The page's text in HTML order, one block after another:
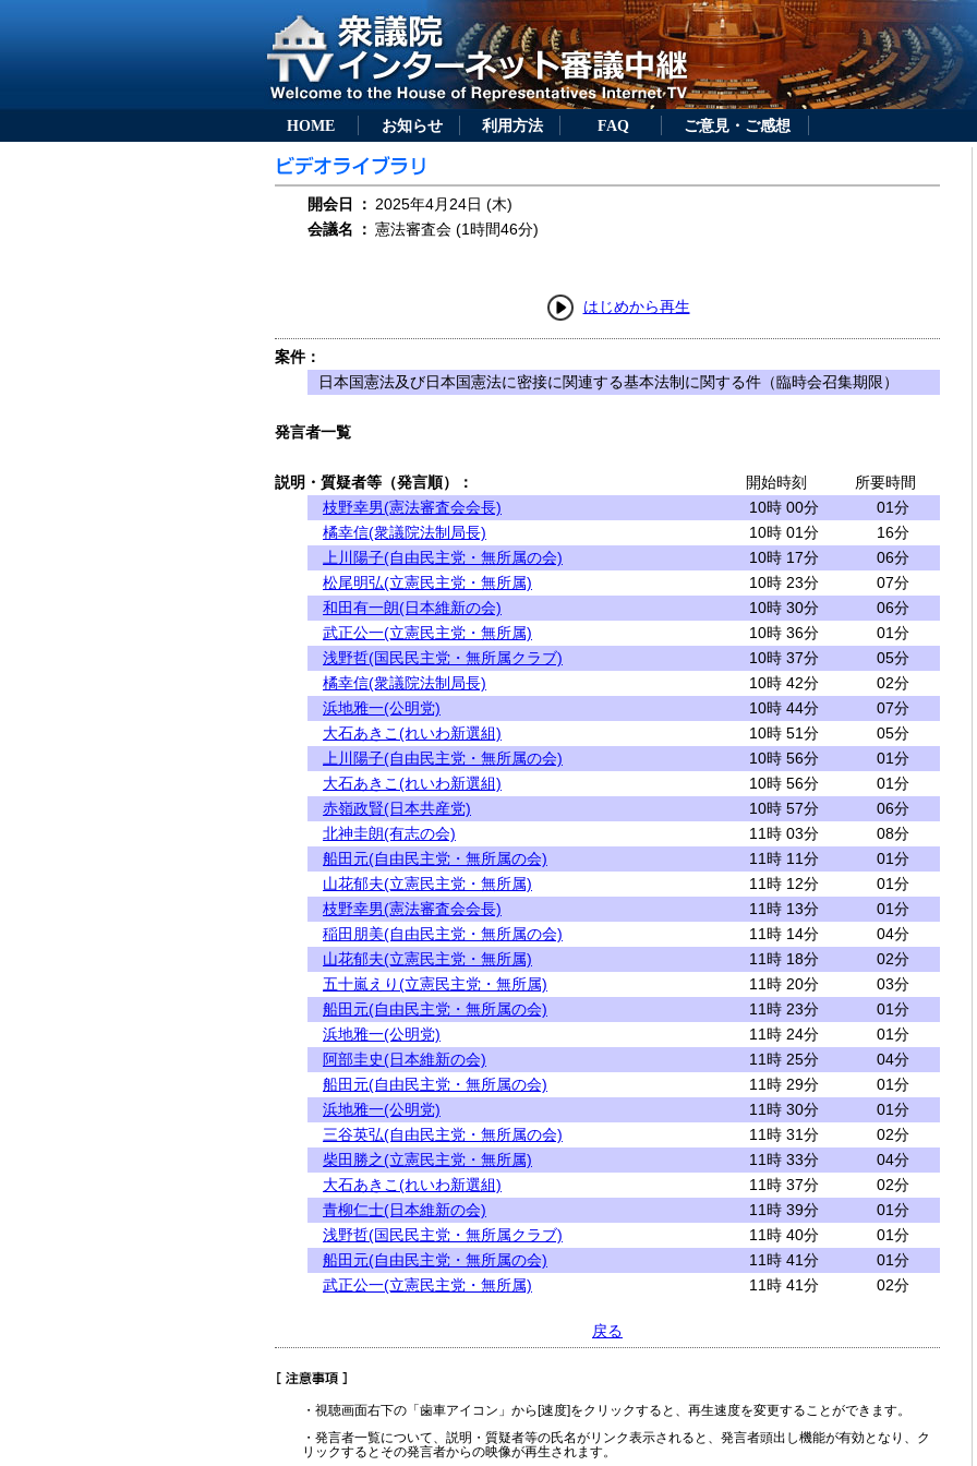
HOME お知らせ 利用方法 FAQ ご意見・ご感想
開会日 ： 2025年4月24日 (木)
会議名
： 憲法審査会 (1時間46分)
はじめから再生
案件：
日本国憲法及び日本国憲法に密接に関連する基本法制に関する件（臨時会召集期限）
発言者一覧
説明・質疑者等（発言順）： 開始時刻
所要時間
枝野幸男(憲法審査会会長)
10時 00分
01分
橘幸信(衆議院法制局長)
10時 01分
16分
上川陽子(自由民主党・無所属の会)
10時 17分
06分
松尾明弘(立憲民主党・無所属)
10時 23分
07分
和田有一朗(日本維新の会)
10時 30分
06分
武正公一(立憲民主党・無所属)
10時 36分
01分
浅野哲(国民民主党・無所属クラブ)
10時 37分
05分
橘幸信(衆議院法制局長)
10時 42分
02分
浜地雅一(公明党)
10時 44分
07分
大石あきこ(れいわ新選組)
10時 51分
05分
上川陽子(自由民主党・無所属の会)
10時 56分
01分
大石あきこ(れいわ新選組)
10時 56分
01分
赤嶺政賢(日本共産党)
10時 57分
06分
北神圭朗(有志の会)
11時 03分
08分
船田元(自由民主党・無所属の会)
11時 11分
01分
山花郁夫(立憲民主党・無所属)
11時 12分
01分
枝野幸男(憲法審査会会長)
11時 13分
01分
稲田朋美(自由民主党・無所属の会)
11時 14分
04分
山花郁夫(立憲民主党・無所属)
11時 18分
02分
五十嵐えり(立憲民主党・無所属)
11時 20分
03分
船田元(自由民主党・無所属の会)
11時 23分
01分
浜地雅一(公明党)
11時 24分
01分
阿部圭史(日本維新の会)
11時 25分
04分
船田元(自由民主党・無所属の会)
11時 29分
01分
浜地雅一(公明党)
11時 30分
01分
三谷英弘(自由民主党・無所属の会)
11時 31分
02分
柴田勝之(立憲民主党・無所属)
11時 33分
04分
大石あきこ(れいわ新選組)
11時 37分
02分
青柳仁士(日本維新の会)
11時 39分
01分
浅野哲(国民民主党・無所属クラブ)
11時 40分
01分
船田元(自由民主党・無所属の会)
11時 41分
01分
武正公一(立憲民主党・無所属)
11時 41分 02分
戻る
・視聴画面右下の「歯車アイコン」から[速度]をクリックすると、再生速度を変更することができます。
・発言者一覧について、説明・質疑者等の氏名がリンク表示されると、発言者頭出し機能が有効となり、ク
リックするとその発言者からの映像が再生されます。